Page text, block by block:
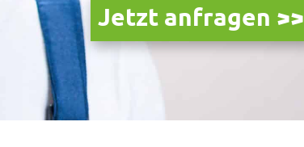
Jetzt anfragen >>